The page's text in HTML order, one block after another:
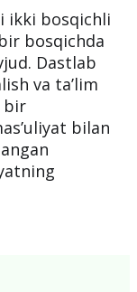
ikki bosqichli
bosqichda
Dastlab
va ta’lim
bir
bilan